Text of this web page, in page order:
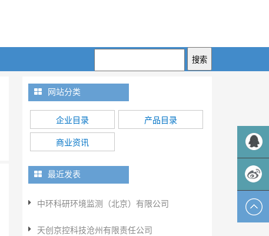
网站分类
企业目录 产品目录
商业资讯
最近发表
中环科研环境监测（北京）有限公司
天创京控科技沧州有限责任公司
QQ客服
新浪微